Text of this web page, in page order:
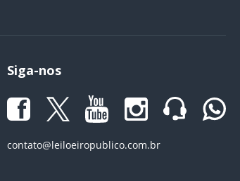
Siga-nos
contato@leiloeiropublico.com.br